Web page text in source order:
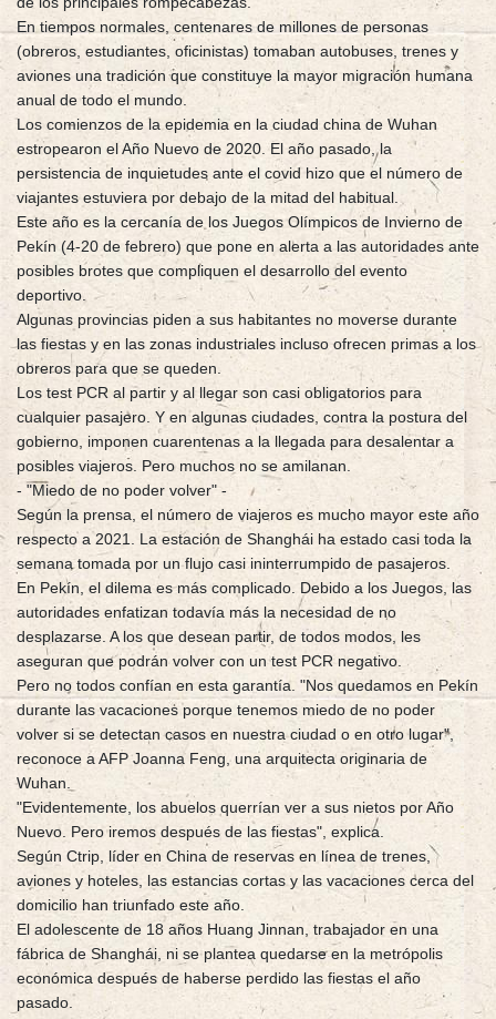
En tiempos normales, centenares de millones de personas
(obreros, estudiantes, oficinistas) tomaban autobuses, trenes y
aviones una tradición que constituye la mayor migración humana
anual de todo el mundo.
Los comienzos de la epidemia en la ciudad china de Wuhan
estropearon el Año Nuevo de 2020. El año pasado, la
persistencia de inquietudes ante el covid hizo que el número de
viajantes estuviera por debajo de la mitad del habitual.
Este año es la cercanía de los Juegos Olímpicos de Invierno de
Pekín (4-20 de febrero) que pone en alerta a las autoridades ante
posibles brotes que compliquen el desarrollo del evento
deportivo.
Algunas provincias piden a sus habitantes no moverse durante
las fiestas y en las zonas industriales incluso ofrecen primas a los
obreros para que se queden.
Los test PCR al partir y al llegar son casi obligatorios para
cualquier pasajero. Y en algunas ciudades, contra la postura del
gobierno, imponen cuarentenas a la llegada para desalentar a
posibles viajeros. Pero muchos no se amilanan.
- "Miedo de no poder volver" -
Según la prensa, el número de viajeros es mucho mayor este año
respecto a 2021. La estación de Shanghái ha estado casi toda la
semana tomada por un flujo casi ininterrumpido de pasajeros.
En Pekín, el dilema es más complicado. Debido a los Juegos, las
autoridades enfatizan todavía más la necesidad de no
desplazarse. A los que desean partir, de todos modos, les
aseguran que podrán volver con un test PCR negativo.
Pero no todos confían en esta garantía. "Nos quedamos en Pekín
durante las vacaciones porque tenemos miedo de no poder
volver si se detectan casos en nuestra ciudad o en otro lugar",
reconoce a AFP Joanna Feng, una arquitecta originaria de
Wuhan.
"Evidentemente, los abuelos querrían ver a sus nietos por Año
Nuevo. Pero iremos después de las fiestas", explica.
Según Ctrip, líder en China de reservas en línea de trenes,
aviones y hoteles, las estancias cortas y las vacaciones cerca del
domicilio han triunfado este año.
El adolescente de 18 años Huang Jinnan, trabajador en una
fábrica de Shanghái, ni se plantea quedarse en la metrópolis
económica después de haberse perdido las fiestas el año
pasado.